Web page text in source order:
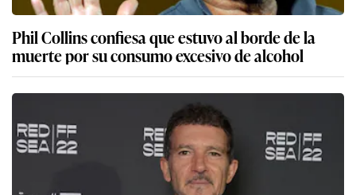
Phil Collins confiesa que estuvo al borde de la
muerte por su consumo excesivo de alcohol